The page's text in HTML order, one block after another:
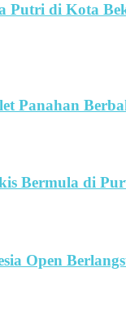
Putri di Kota
Panahan
Bermula di
Open